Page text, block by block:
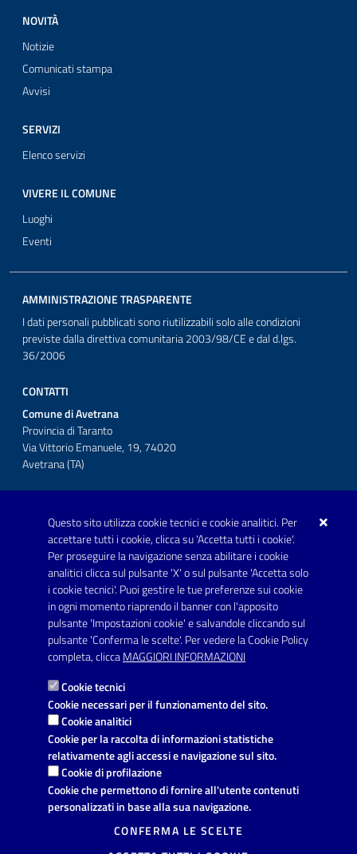
Questo sito utilizza cookie tecnici e cookie analitici. Per
accettare tutti i cookie, clicca su 'Accetta tutti i cookie'.
Per proseguire la navigazione senza abilitare i cookie
analitici clicca sul pulsante 'X' o sul pulsante 'Accetta solo
i cookie tecnici'. Puoi gestire le tue preferenze sui cookie
in ogni momento riaprendo il banner con l'apposito
pulsante 'Impostazioni cookie' e salvandole cliccando sul
pulsante 'Conferma le scelte'. Per vedere la Cookie Policy
completa, cliccaMAGGIORI INFORMAZIONI
Cookie tecnici
Cookie necessari per il funzionamento del sito.
Cookie analitici
Cookie per la raccolta di informazioni statistiche
relativamente agli accessi e navigazione sul sito.
Cookie di profilazione
Cookie che permettono di fornire all'utente contenuti
personalizzati in base alla sua navigazione.
CONFERMA LE SCELTE
NOVITÀ
Notizie
Comunicati stampa
Avvisi
SERVIZI
Elenco servizi
VIVERE IL COMUNE
Luoghi
Eventi
AMMINISTRAZIONE TRASPARENTE
I dati personali pubblicati sono riutilizzabili solo alle condizioni
previste dalla direttiva comunitaria 2003/98/CE e dal d.lgs.
36/2006
CONTATTI
Comune di Avetrana
Provincia di Taranto
Via Vittorio Emanuele, 19, 74020
Avetrana (TA)
Telefono: 0999707766
Fax: 0999704336
Posta Elettronica Certificata:
prot.comune.avetrana@pec.rupar.puglia.it
Link utili
Informativa privacy
Dichiarazione di accessibilità
Note legali
Leggi le FAQ
Richiesta di assistenza
Segnalazione disservizio